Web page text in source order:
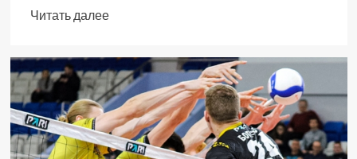
Читать далее